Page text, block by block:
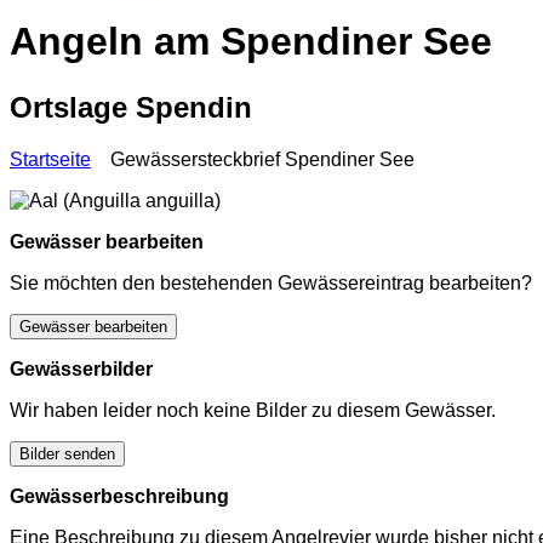
Angeln am Spendiner See
Ortslage Spendin
Startseite Gewässersteckbrief Spendiner See
Gewässer bearbeiten
Sie möchten den bestehenden Gewässereintrag bearbeiten?
Gewässer bearbeiten
Gewässerbilder
Wir haben leider noch keine Bilder zu diesem Gewässer.
Bilder senden
Gewässerbeschreibung
Eine Beschreibung zu diesem Angelrevier wurde bisher nicht